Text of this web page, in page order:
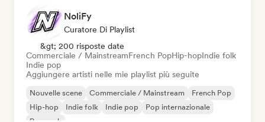
NoliFy
Curatore Di Playlist
&gt; 200 risposte date
Commerciale / MainstreamFrench PopHip-hopIndie folk
Indie pop
Aggiungere artisti nelle mie playlist più seguite
Nouvelle scene Commerciale / Mainstream
French Pop
Hip-hop
Indie folk Indie pop
Pop internazionale